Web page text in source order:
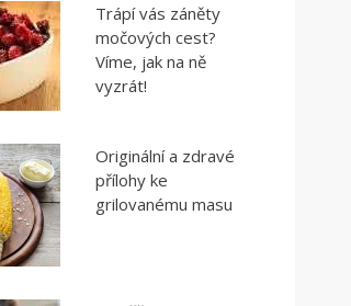
Trápí vás záněty
močových cest?
Víme, jak na ně
vyzrát!
Originální a zdravé
přílohy ke
grilovanému masu